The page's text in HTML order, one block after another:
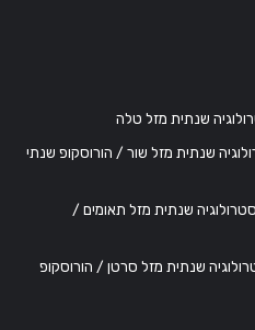
אסטרולוגיה שנתית מזל שור / הורוסקופ שנתי
תחזית אסטרולוגיה שנתית מזל תאומים /
אסטרולוגיה שנתית מזל סרטן / הורוסקופ